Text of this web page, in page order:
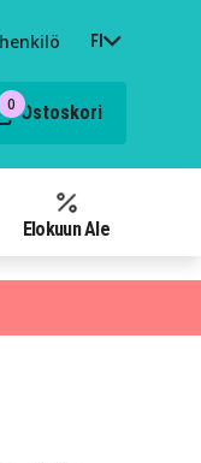
FI
0 Ostoskori
Elokuun Ale